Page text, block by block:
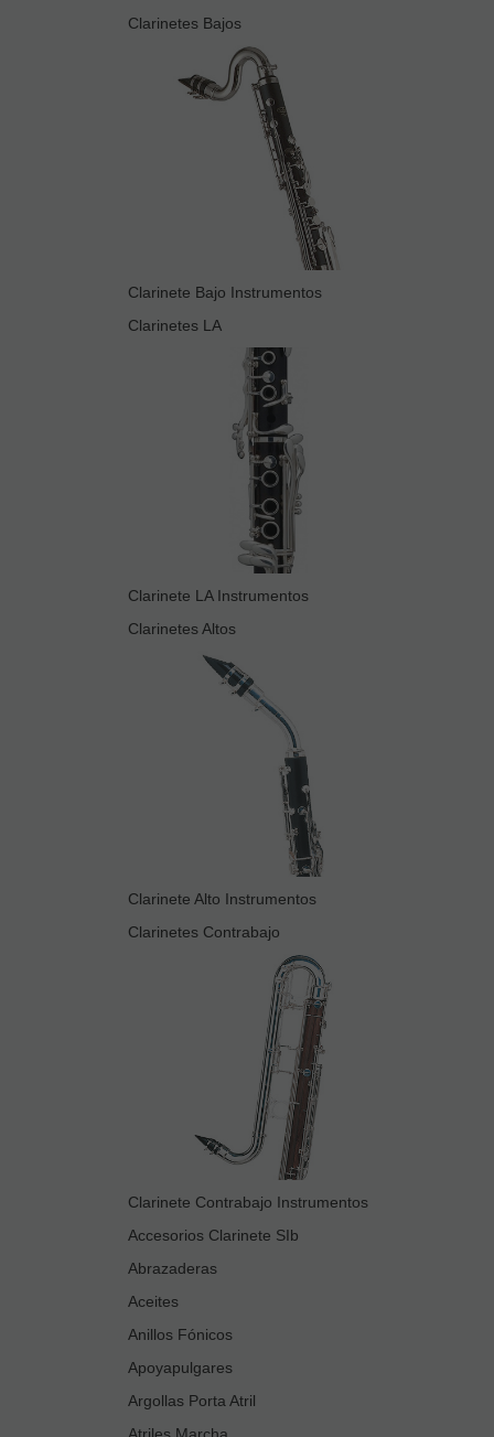
Clarinetes Bajos
Clarinete Bajo Instrumentos
Clarinetes LA
Clarinete LA Instrumentos
Clarinetes Altos
Clarinete Alto Instrumentos
Clarinetes Contrabajo
Clarinete Contrabajo Instrumentos
Accesorios Clarinete SIb
Abrazaderas
Aceites
Anillos Fónicos
Apoyapulgares
Argollas Porta Atril
Atriles Marcha